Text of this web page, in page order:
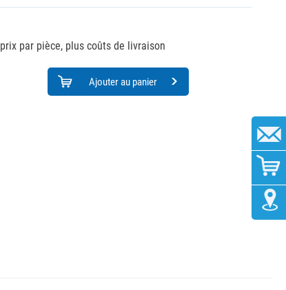
prix par pièce, plus coûts de livraison
Ajouter au panier